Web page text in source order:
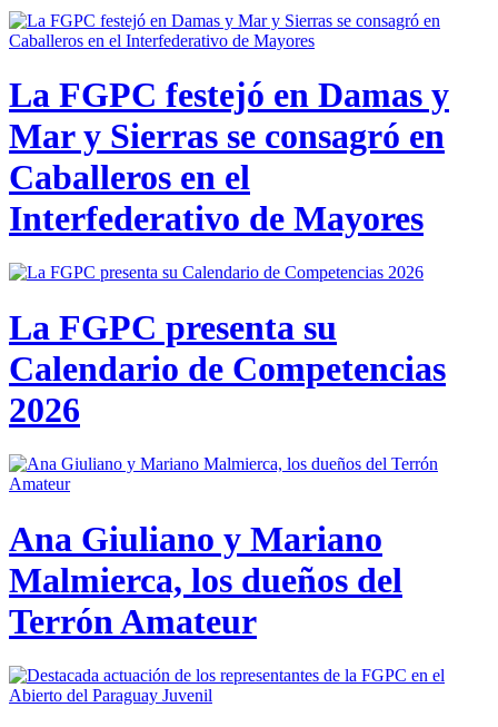
La FGPC festejó en Damas y
Mar y Sierras se consagró en
Caballeros en el
Interfederativo de Mayores
La FGPC presenta su
Calendario de Competencias
2026
Ana Giuliano y Mariano
Malmierca, los dueños del
Terrón Amateur